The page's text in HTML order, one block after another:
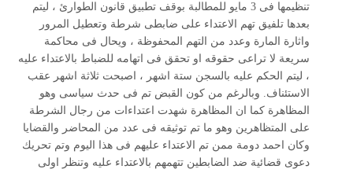
تنظيمها فى 3 مايو للمطالبة بوقف تطبيق قانون الطوارئ ، ليتم
بعدها تلفيق تهم الاعتداء على ضابطى شرطة وتعطيل المرور
واثارة المارة وعدد من التهم المحفوظة ، ويحال فى محاكمة
سريعة لا تراعى حقوقه او تحقق فى اتهامه للضباط بالاعتداء عليه
، ليتم الحكم عليه بالسجن ستة اشهر ، اصبحت ثلاثة اشهر عقب
الاستئناف. وبالرغم من كون القبض تم فى حدث سياسى وهو
المظاهرة كما ان المظاهرة شهدت اعتداءات من رجال الشرطة
على المتظاهرين وهو ما تم توثيقه فى عدد من المحاضر والقضايا
وكان احمد دومة ممن تم الاعتداء عليهم فى هذا اليوم وتم تحريك
دعوى قضائية ضد الضابطين تتهمهم بالاعتداء عليه وتنظر اولى